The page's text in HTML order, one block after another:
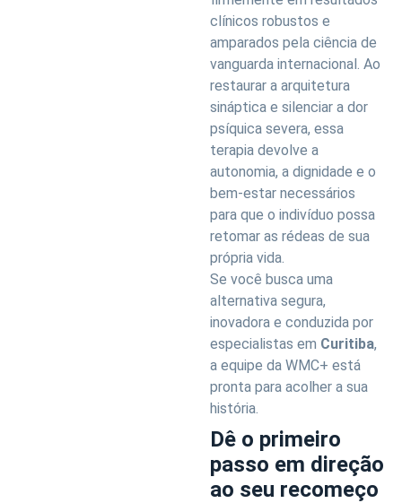
clínicos robustos e
amparados pela ciência de
vanguarda internacional. Ao
restaurar a arquitetura
sináptica e silenciar a dor
psíquica severa, essa
terapia devolve a
autonomia, a dignidade e o
bem-estar necessários
para que o indivíduo possa
retomar as rédeas de sua
própria vida.
Se você busca uma
alternativa segura,
inovadora e conduzida por
especialistas em Curitiba,
a equipe da WMC+ está
pronta para acolher a sua
história.
Dê o primeiro
passo em direção
ao seu recomeço